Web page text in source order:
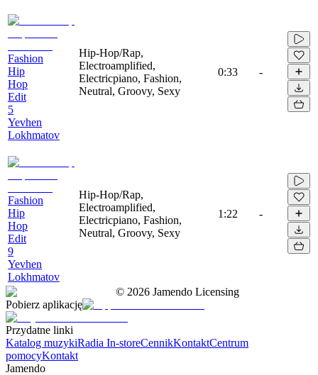
Fashion
Hip
Hop
Edit
5
Yevhen
Lokhmatov
Hip-Hop/Rap,
Electroamplified,
Electricpiano, Fashion,
Neutral, Groovy, Sexy
0:33 -
Fashion
Hip
Hop
Edit
9
Yevhen
Lokhmatov
Hip-Hop/Rap,
Electroamplified,
Electricpiano, Fashion,
Neutral, Groovy, Sexy
1:22 -
© 2026 Jamendo Licensing
Pobierz aplikację
Przydatne linki
Katalog muzykiRadia In-storeCennikKontaktCentrum
pomocyKontakt
Jamendo